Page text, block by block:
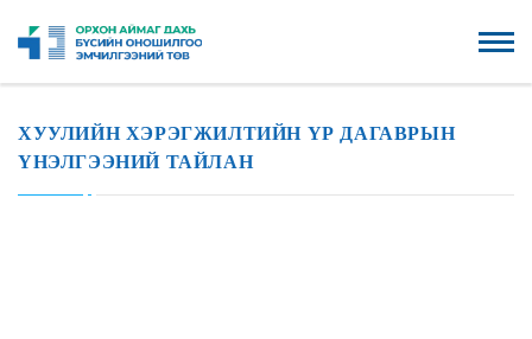
ХУУЛИЙН ХЭРЭГЖИЛТИЙН ҮР ДАГАВРЫН
ҮНЭЛГЭЭНИЙ ТАЙЛАН